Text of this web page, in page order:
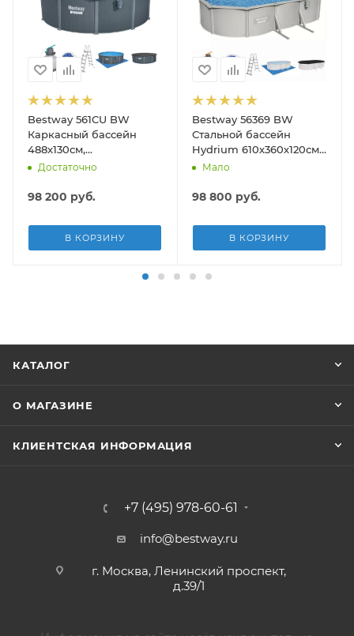
(вакуумный очиститель, щетка для дна, шланг 6м, ручка
Bestway 561CU BW
Каркасный бассейн
488х130см,
композитный, 21490л,
лестн, тент, подст, дисп.
Достаточно
98 200 руб.
В КОРЗИНУ
Bestway 56369 BW
Стальной бассейн
Hydrium 610х360х120см,
19929л, песч.фил.-нас
подст.
Мало
98 800 руб.
В КОРЗИНУ
КАТАЛОГ
О МАГАЗИНЕ
КЛИЕНТСКАЯ ИНФОРМАЦИЯ
+7 (495) 978-60-61
info@bestway.ru
г. Москва, Ленинский проспект,
д.39/1